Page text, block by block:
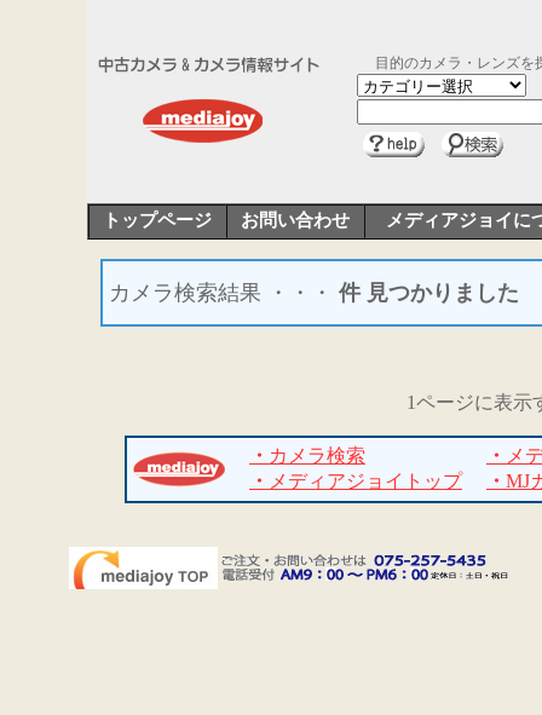
目的のカメラ・レンズを
トップページ お問い合わせ メディアジョイに
カメラ検索結果 ・・・ 件 見つかりました
1ページに表示
・ カメラ検索 ・ メ
・ メディアジョイトップ ・ MJ